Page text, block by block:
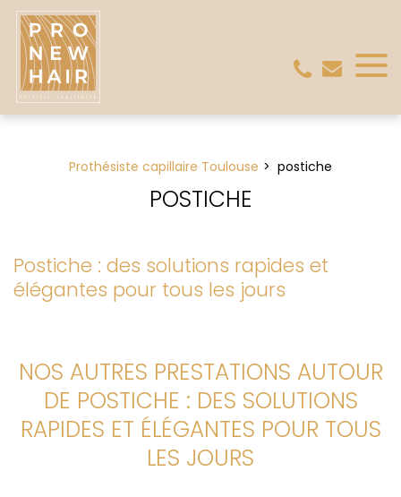
Prothésiste capillaire Toulouse postiche
POSTICHE
Postiche : des solutions rapides et
élégantes pour tous les jours
NOS AUTRES PRESTATIONS AUTOUR
DE POSTICHE : DES SOLUTIONS
RAPIDES ET ÉLÉGANTES POUR TOUS
LES JOURS
Panneau de gestion des cookies